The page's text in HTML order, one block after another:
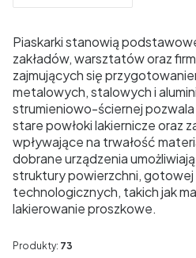
Piaskarki stanowią
zakładów, warsztatów oraz
zajmujących się
metalowych, stalowych i
strumieniowo-ściernej
stare powłoki lakiernicze oraz
wpływające na trwałość
dobrane urządzenia
struktury powierzchni,
technologicznych, takich jak
lakierowanie proszkowe.
Produkty: 73